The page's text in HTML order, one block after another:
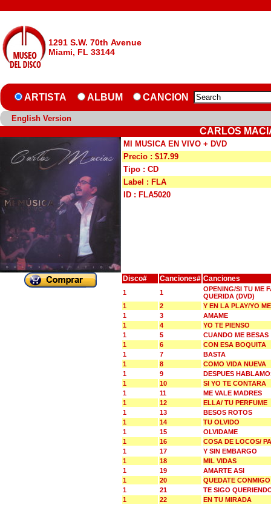
1291 S.W. 70th Avenue
Miami, FL 33144
ARTISTA ALBUM CANCION
English Version
CARLOS
MI MUSICA EN VIVO + DVD
Precio : $17.99
Tipo : CD
Label : FLA
ID : FLA5020
Disco# Canciones# Canciones
1 1
OPENING/SI TU ME
QUERIDA (DVD)
1
2
Y EN LA PLAY/YO
1
3
AMAME
1
4
YO TE PIENSO
1
5
CUANDO ME BESAS
1
6
CON ESA BOQUITA
1
7
BASTA
1
8
COMO VIDA NUEVA
1
9
DESPUES
1
10
SI YO TE CONTARA
1
11
ME VALE MADRES
1
12
ELLA/ TU PERFUME
1
13
BESOS ROTOS
1
14
TU OLVIDO
1
15
OLVIDAME
1
16
COSA DE LOCOS/
1
17
Y SIN EMBARGO
1
18
MIL VIDAS
1
19
AMARTE ASI
1
20
QUEDATE CONMIGO
1
21
TE SIGO
1
22
EN TU MIRADA